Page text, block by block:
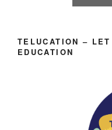
TELUCATION –
EDUCATION